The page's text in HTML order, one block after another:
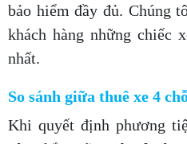
bảo hiểm đầy đủ. Chúng
khách hàng những chiếc
nhất.
So sánh giữa thuê xe 4
Khi quyết định phương